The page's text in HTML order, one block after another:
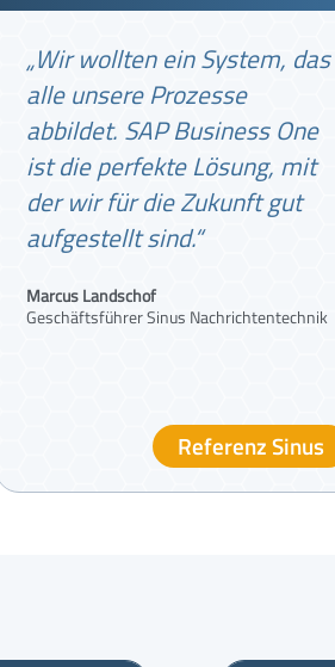
„Wir wollten ein System, das
alle unsere Prozesse
abbildet. SAP Business One
ist die perfekte Lösung, mit
der wir für die Zukunft gut
aufgestellt sind.“
Marcus Landschof
Geschäftsführer Sinus Nachrichtentechnik
Referenz Sinus